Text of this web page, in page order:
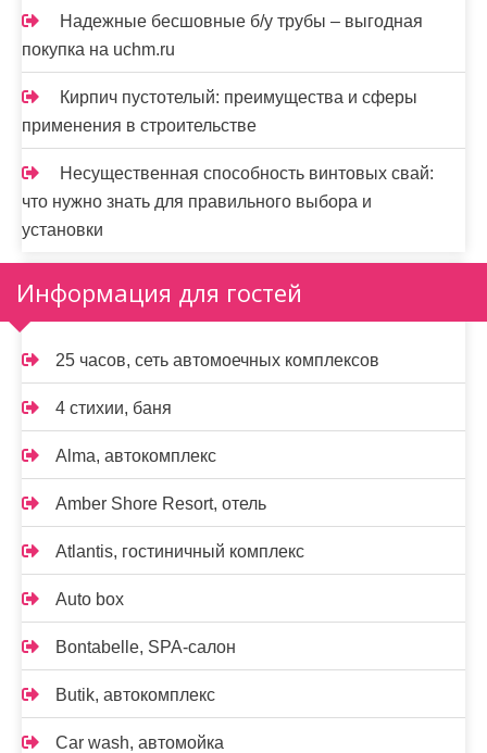
Надежные бесшовные б/у трубы – выгодная
покупка на uchm.ru
Кирпич пустотелый: преимущества и сферы
применения в строительстве
Несущественная способность винтовых свай:
что нужно знать для правильного выбора и
установки
Информация для гостей
25 часов, сеть автомоечных комплексов
4 стихии, баня
Alma, автокомплекс
Amber Shore Resort, отель
Atlantis, гостиничный комплекс
Auto box
Bontabelle, SPA-салон
Butik, автокомплекс
Car wash, автомойка